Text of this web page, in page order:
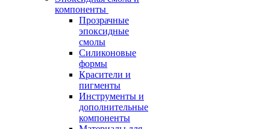
компоненты
Прозрачные
эпоксидные
смолы
Силиконовые
формы
Красители и
пигменты
Инструменты и
дополнительные
компоненты